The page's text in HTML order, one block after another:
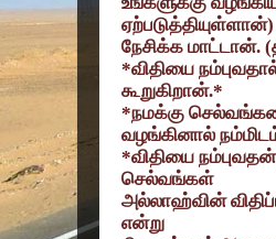
நேசிக்க மாட்டான்.
*விதியை
கூறுகிறான்.*
*நமக்கு
வழங்கினால்
*விதியை
செல்வங்கள்
அல்லாஹ்வின்
என்று